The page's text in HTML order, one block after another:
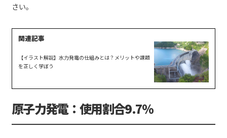
さい。
【イラスト解説】水力発電の仕組みとは？メリットや課題
を正しく学ぼう
原子力発電：使用割合9.7％